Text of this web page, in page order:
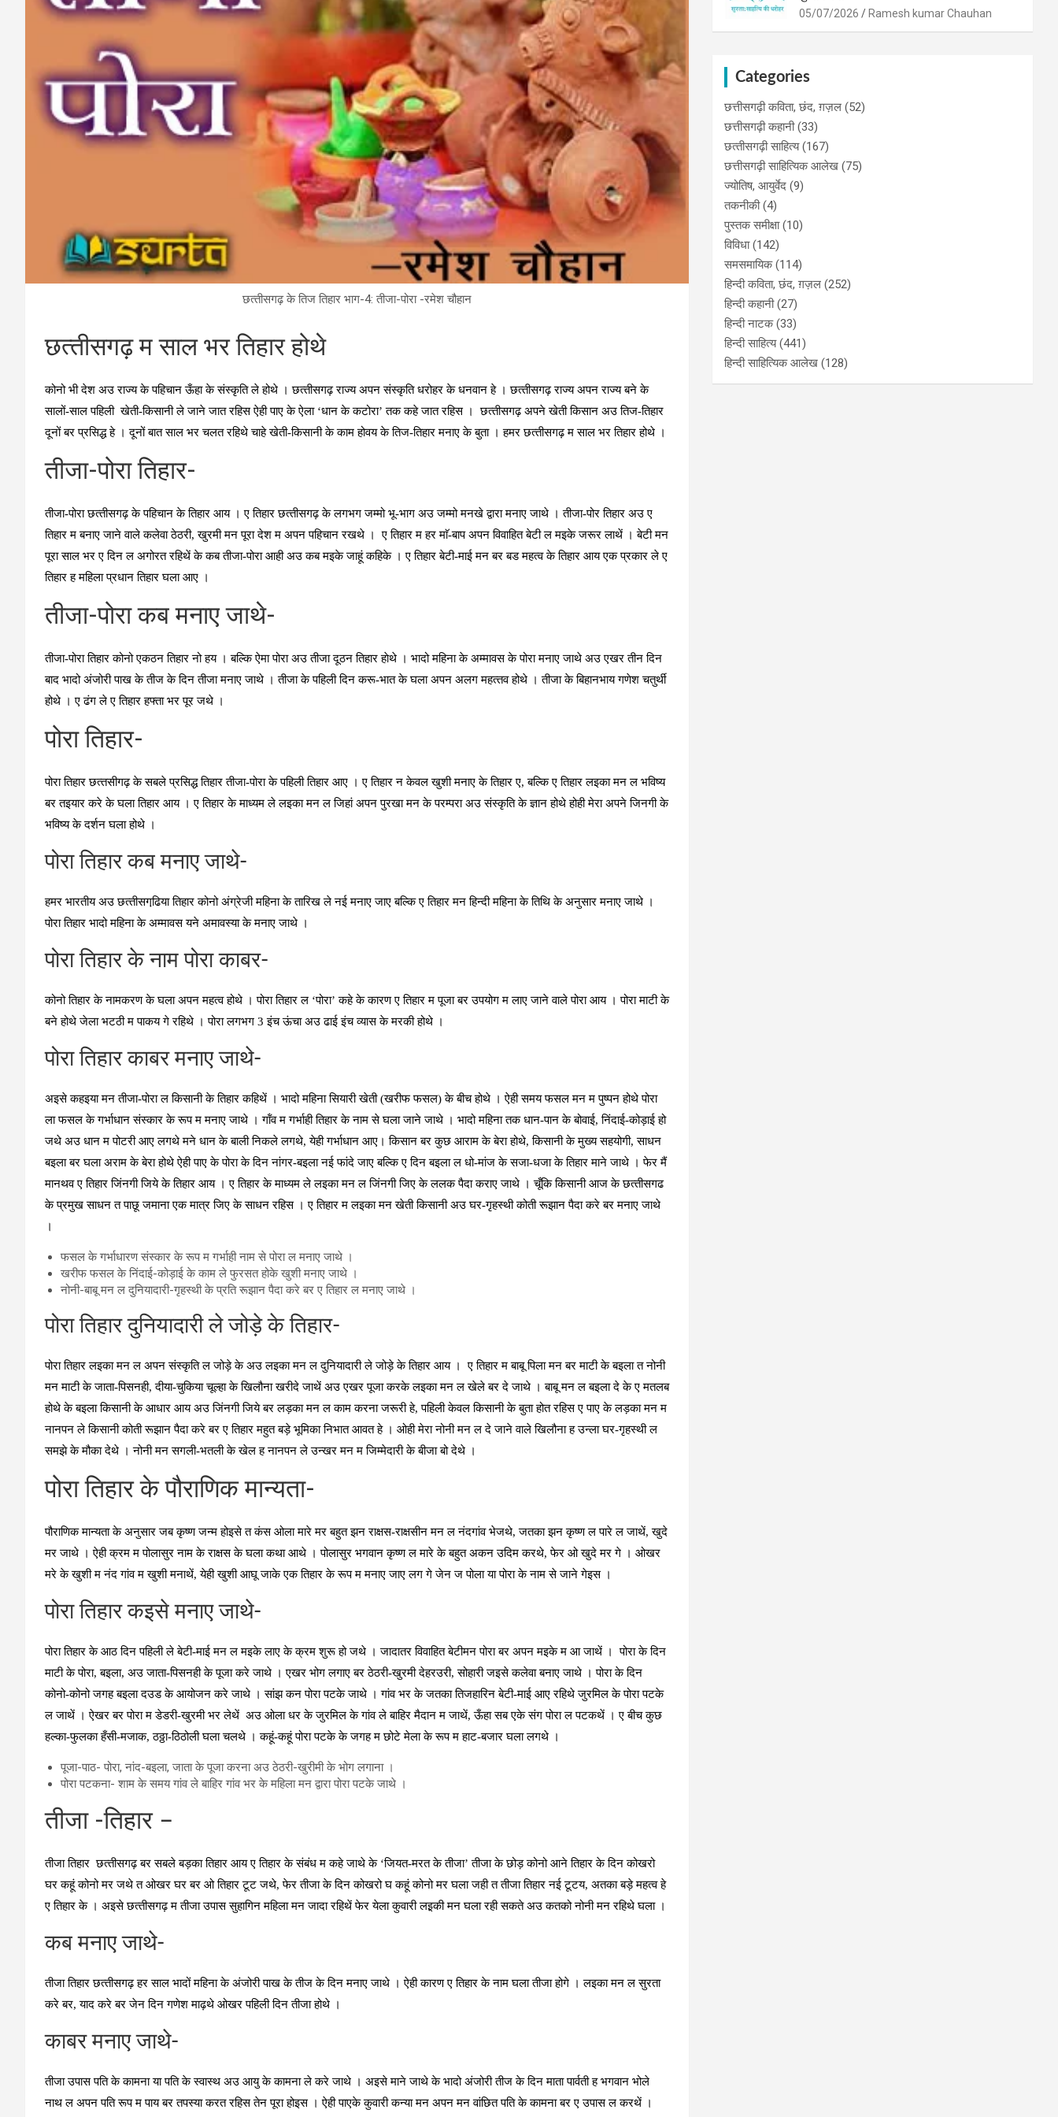
छत्‍तीसगढ़ के तिज तिहार भाग-4: तीजा-पोरा -रमेश चौहान
छत्‍तीसगढ़ म साल भर तिहार होथे
कोनो भी देश अउ राज्‍य के पहिचान ऊँहा के संस्‍कृति ले होथे । छत्‍तीसगढ़ राज्‍य अपन संस्‍कृति धरोहर के धनवान हे । छत्‍तीसगढ़ राज्‍य अपन राज्‍य बने के
सालों-साल पहिली खेती-किसानी ले जाने जात रहिस ऐही पाए के ऐला ‘धान के कटोरा’ तक कहे जात रहिस । छत्‍तीसगढ़ अपने खेती किसान अउ तिज-तिहार
दूनों बर प्रसिद्ध हे । दूनों बात साल भर चलत रहिथे चाहे खेती-किसानी के काम होवय के तिज-तिहार मनाए के बुता । हमर छत्‍तीसगढ़ म साल भर तिहार होथे ।
तीजा-पोरा तिहार-
तीजा-पोरा छत्‍तीसगढ़ के पहिचान के तिहार आय । ए तिहार छत्‍तीसगढ़ के लगभग जम्‍मो भू-भाग अउ जम्‍मो मनखे द्वारा मनाए जाथे । तीजा-पोर तिहार अउ ए
तिहार म बनाए जाने वाले कलेवा ठेठरी, खुरमी मन पूरा देश म अपन पहिचान रखथे । ए तिहार म हर माॅ-बाप अपन विवाहित बेटी ल मइके जरूर लाथें । बेटी मन
पूरा साल भर ए दिन ल अगोरत रहिथें के कब तीजा-पोरा आही अउ कब मइके जाहूं कहिके । ए तिहार बेटी-माई मन बर बड महत्‍व के तिहार आय एक प्रकार ले ए
तिहार ह महिला प्रधान तिहार घला आए ।
तीजा-पोरा कब मनाए जाथे-
तीजा-पोरा तिहार कोनो एकठन तिहार नो हय । बल्कि ऐमा पोरा अउ तीजा दूठन तिहार हाेथे । भादो महिना के अम्‍मावस के पोरा मनाए जाथे अउ एखर तीन दिन
बाद भादो अंजोरी पाख के तीज के दिन तीजा मनाए जाथे । तीजा के पहिली दिन करू-भात के घला अपन अलग महत्‍तव होथे । तीजा के बिहानभाय गणेश चतुर्थी
होथे । ए ढंग ले ए तिहार हफ्ता भर पूर जथे ।
पोरा तिहार-
पोरा तिहार छत्‍तसीगढ़ के सबले प्रसिद्ध तिहार तीजा-पोरा के पहिली तिहार आए । ए तिहार न केवल खुशी मनाए के तिहार ए, बल्कि ए तिहार लइका मन ल भविष्‍य
बर तइयार करे के घला तिहार आय । ए तिहार के माध्‍यम ले लइका मन ल जिहां अपन पुरखा मन के परम्‍परा अउ संस्‍कृति के ज्ञान होथे होही मेरा अपने जिनगी के
भविष्‍य के दर्शन घला होथे ।
पोरा तिहार कब मनाए जाथे-
हमर भारतीय अउ छत्‍तीसगढि़या तिहार कोनो अंग्रेजी महिना के तारिख ले नई मनाए जाए बल्कि ए तिहार मन हिन्‍दी महिना के तिथि के अनुसार मनाए जाथे ।
पोरा तिहार भादो महिना के अम्‍मावस यने अमावस्‍या के मनाए जाथे ।
पोरा तिहार के नाम पोरा काबर-
कोनो तिहार के नामकरण के घला अपन महत्‍व होथे । पोरा तिहार ल ‘पोरा’ कहे के कारण ए तिहार म पूजा बर उपयोग म लाए जाने वाले पोरा आय । पोरा माटी के
बने होथे जेला भटठी म पाकय गे रहिथे । पोरा लगभग 3 इंच ऊंचा अउ ढाई इंच व्‍यास के मरकी होथे ।
पोरा तिहार काबर मनाए जाथे-
अइसे कहइया मन तीजा-पोरा ल किसानी के तिहार कहिथें । भादो महिना सियारी खेती (खरीफ फसल) के बीच होथे । ऐही समय फसल मन म पुष्‍पन होथे पोरा
ला फसल के गर्भाधान संस्‍कार के रूप म मनाए जाथे । गॉंव म गर्भाही तिहार के नाम से घला जाने जाथे । भादो महिना तक धान-पान के बोवाई, निंदाई-कोड़ाई हो
जथे अउ धान म पोटरी आए लगथे मने धान के बाली निकले लगथे, येही गर्भाधान आए। किसान बर कुछ आराम के बेरा होथे, किसानी के मुख्‍य सहयोगी, साधन
बइला बर घला अराम के बेरा होथे ऐही पाए के पोरा के दिन नांगर-बइला नई फांदे जाए बल्कि ए दिन बइला ल धो-मांज के सजा-धजा के तिहार माने जाथे । फेर मैं
मानथव ए तिहार जिंनगी जिये के तिहार आय । ए तिहार के माध्‍यम ले लइका मन ल जिंनगी जिए के ललक पैदा कराए जाथे । चूँकि किसानी आज के छत्‍तीसगढ
के प्रमुख साधन त पाछू जमाना एक मात्र जिए के साधन रहिस । ए तिहार म लइका मन खेती किसानी अउ घर-गृहस्‍थी कोती रूझान पैदा करे बर मनाए जाथे
।
फसल के गर्भाधारण संस्‍कार के रूप म गर्भाही नाम से पोरा ल मनाए जाथे ।
खरीफ फसल के निंदाई-कोड़ाई के काम ले फुरसत होके खुशी मनाए जाथे ।
नोनी-बाबू मन ल दुनियादारी-गृहस्‍थी के प्रति रूझान पैदा करे बर ए तिहार ल मनाए जाथे ।
पोरा तिहार दुनियादारी ले जोड़े के तिहार-
पोरा तिहार लइका मन ल अपन संस्‍कृति ल जोड़े के अउ लइका मन ल दुनियादारी ले जोड़े के तिहार आय । ए तिहार म बाबू पिला मन बर माटी के बइला त नोनी
मन माटी के जाता-पिसनही, दीया-चुकिया चूल्‍हा के खिलौना खरीदे जाथें अउ एखर पूजा करके लइका मन ल खेले बर दे जाथे । बाबू मन ल बइला दे के ए मतलब
होथे के बइला किसानी के आधार आय अउ जिंनगी जिये बर लड़का मन ल काम करना जरूरी हे, पहिली केवल किसानी के बुता होत रहिस ए पाए के लड़का मन म
नानपन ले किसानी कोती रूझान पैदा करे बर ए तिहार महुत बड़े भूमिका निभात आवत हे । ओही मेरा नोनी मन ल दे जाने वाले खिलौना ह उन्‍ला घर-गृहस्‍थी ल
समझे के मौका देथे । नोनी मन सगली-भतली के खेल ह नानपन ले उन्‍खर मन म जिम्‍मेदारी के बीजा बो देथे ।
पोरा तिहार के पौराणिक मान्‍यता-
पौराणिक मान्‍यता के अनुसार जब कृष्‍ण जन्‍म होइसे त कंस ओला मारे मर बहुत झन राक्षस-राक्षसीन मन ल नंदगांव भेजथे, जतका झन कृष्‍ण ल पारे ल जाथें, खुदे
मर जाथे । ऐही क्रम म पोलासुर नाम के राक्षस के घला कथा आथे । पोलासुर भगवान कृष्‍ण ल मारे के बहुत अकन उदिम करथे, फेर ओ खुदे मर गे । ओखर
मरे के खुशी म नंद गांव म खुशी मनाथें, येही खुशी आघू जाके एक तिहार के रूप म मनाए जाए लग गे जेन ज पोला या पोरा के नाम से जाने गेइस ।
पोरा तिहार कइसे मनाए जाथे-
पोरा तिहार के आठ दिन पहिली ले बेटी-माई मन ल मइके लाए के क्रम शुरू हो जथे । जादातर विवाहित बेटीमन पोरा बर अपन मइके म आ जाथें । पोरा के दिन
माटी के पोरा, बइला, अउ जाता-पिसनही के पूजा करे जाथे । एखर भोग लगाए बर ठेठरी-खुरमी देहरउरी, सोहारी जइसे कलेवा बनाए जाथे । पोरा के दिन
कोनो-कोनो जगह बइला दउड के आयोजन करे जाथे । सांझ कन पोरा पटके जाथे । गांव भर के जतका तिजहारिन बेटी-माई आए रहिथे जुरमिल के पोरा पटके
ल जाथें । ऐखर बर पोरा म डेडरी-खुरमी भर लेथें अउ ओला धर के जुरमिल के गांव ले बाहिर मैदान म जाथें, ऊँहा सब एके संग पोरा ल पटकथें । ए बीच कुछ
हल्‍का-फुलका हँसी-मजाक, ठठ्ठा-ठिठोली घला चलथे । कहूं-कहूं पोरा पटके के जगह म छोटे मेला के रूप म हाट-बजार घला लगथे ।
पूजा-पाठ- पोरा, नांद-बइला, जाता के पूजा करना अउ ठेठरी-खुरीमी के भोग लगाना ।
पोरा पटकना- शाम के समय गांव ले बाहिर गांव भर के महिला मन द्वारा पोरा पटके जाथे ।
तीजा -तिहार –
तीजा तिहार छत्‍तीसगढ़ बर सबले बड़का तिहार आय ए तिहार के संबंध म कहे जाथे के ‘जियत-मरत के तीजा’ तीजा के छोड़ कोनो आने तिहार के दिन कोखरो
घर कहूं कोनो मर जथे त ओखर घर बर ओ तिहार टूट जथे, फेर तीजा के दिन कोखरो घ कहूं कोनो मर घला जही त तीजा तिहार नई टूटय, अतका बड़े महत्‍व हे
ए तिहार के । अइसे छत्‍तीसगढ़ म तीजा उपास सुहागिन महिला मन जादा रहिथें फेर येला कुवारी लइ़की मन घला रही सकते अउ कतको नोनी मन रहिथे घला ।
कब मनाए जाथे-
तीजा तिहार छत्‍तीसगढ़ हर साल भादों महिना के अंजोरी पाख के तीज के दिन मनाए जाथे । ऐही कारण ए तिहार के नाम घला तीजा होगे । लइका मन ल सुरता
करे बर, याद करे बर जेन दिन गणेश माढ़थे ओखर पहिली दिन तीजा होथे ।
काबर मनाए जाथे-
तीजा उपास पति के कामना या पति के स्‍वास्थ अउ आयु के कामना ले करे जाथे । अइसे माने जाथे के भादो अंजोरी तीज के दिन माता पार्वती ह भगवान भोले
नाथ ल अपन पति रूप म पाय बर तपस्‍या करत रहिस तेन पूरा होइस । ऐही पाएके कुवारी कन्‍या मन अपन मन वांछित पति के कामना बर ए उपास ल करथें ।
05/07/2026 Ramesh kumar Chauhan
Categories
छत्तीसगढ़ी कविता, छंद, ग़ज़ल (52)
छत्तीसगढ़ी कहानी(33)
छत्‍तीसगढ़ी साहित्‍य(167)
छत्तीसगढ़ी साहित्यिक आलेख (75)
ज्योतिष, आयुर्वेद (9)
तकनीकी(4)
पुस्‍तक समीक्षा(10)
विविधा(142)
समसमायिक(114)
हिन्दी कविता, छंद, ग़ज़ल (252)
हिन्दी कहानी(27)
हिन्‍दी नाटक(33)
हिन्दी साहित्य(441)
हिन्दी साहित्यिक आलेख (128)